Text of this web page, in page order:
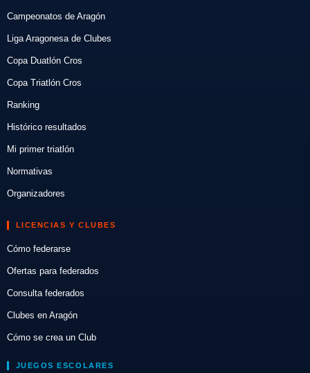
Campeonatos de Aragón
Liga Aragonesa de Clubes
Copa Duatlón Cros
Copa Triatlón Cros
Ranking
Histórico resultados
Mi primer triatlón
Normativas
Organizadores
LICENCIAS Y CLUBES
Cómo federarse
Ofertas para federados
Consulta federados
Clubes en Aragón
Cómo se crea un Club
JUEGOS ESCOLARES